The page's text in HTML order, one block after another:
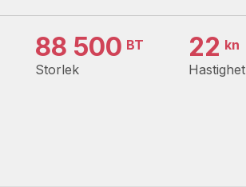
Storlek
88 500 BT
Hastighet
22 kn